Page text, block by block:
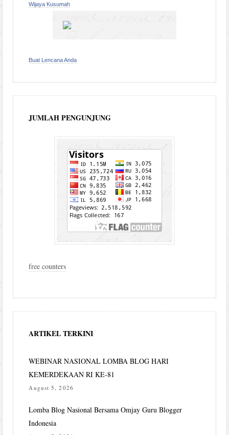
Wijaya Kusumah
Buat Lencana Anda
JUMLAH PENGUNJUNG
free counters
ARTIKEL TERKINI
WEBINAR NASIONAL LOMBA BLOG HARI
KEMERDEKAAN RI KE-81
August 5, 2026
Lomba Blog Nasional Bersama Omjay Guru Blogger
Indonesia